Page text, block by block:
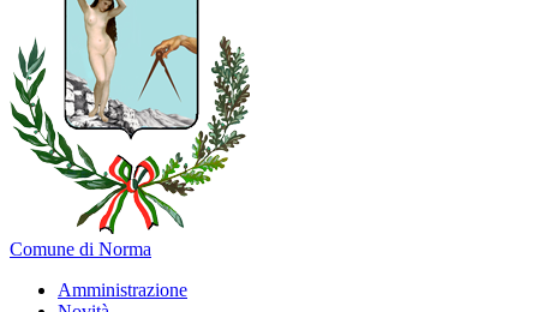
Comune di Norma
Amministrazione